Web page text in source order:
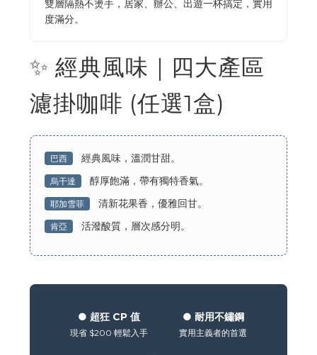
雙層隔熱不燙手，居家、辦公、出遊一杯搞定，實用
度滿分。
✨ 經典風味｜四大產區
濾掛咖啡 (任選1盒)
巴西 經典風味，溫潤甘甜。
烏干達 醇厚飽滿，帶有獨特香氣。
耶加雪菲 清新花果香，優雅回甘。
肯亞 活潑酸質，層次感分明。
● 超狂 CP 值
現省 $200 輕鬆入手
● 耐用不鏽鋼
實用主義者的首選